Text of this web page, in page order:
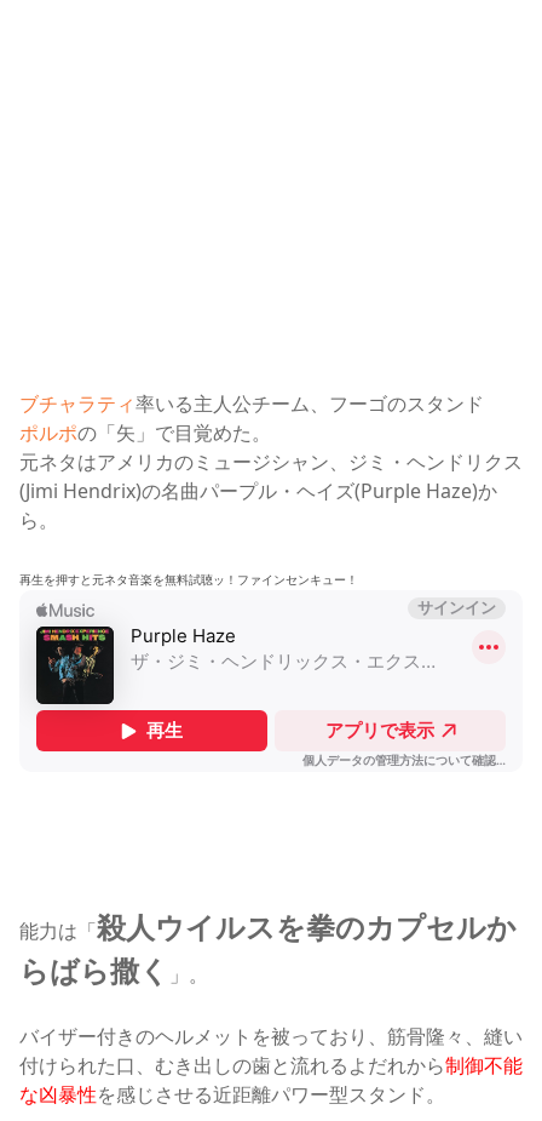
ブチャラティ率いる主人公チーム、フーゴのスタンド
ポルポの「矢」で目覚めた。
元ネタはアメリカのミュージシャン、ジミ・ヘンドリクス
(Jimi Hendrix)の名曲パープル・ヘイズ(Purple Haze)か
ら。
再生を押すと元ネタ音楽を無料試聴ッ！ファインセンキュー！
能力は「殺人ウイルスを拳のカプセルか
らばら撒く
」。
バイザー付きのヘルメットを被っており、筋骨隆々、縫い
付けられた口、むき出しの歯と流れるよだれから制御不能
な凶暴性を感じさせる近距離パワー型スタンド。